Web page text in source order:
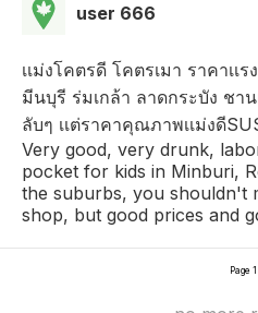
user 666
เเม่งโคตรดี โคตรเมา ราคาเเ
มีนบุรี ร่มเกล้า ลาดกระบัง ชา
ลับๆ เเต่ราคาคุณภาพเเม่งดี
Very good, very drunk,
pocket for kids in Minburi,
the suburbs, you shouldn't
shop, but good prices and
Page 1